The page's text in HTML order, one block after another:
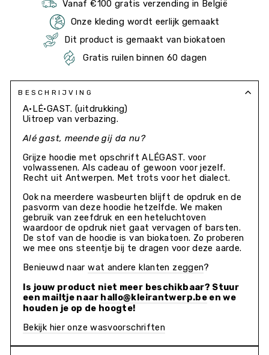
Vanaf €100 gratis verzending in België
Onze kleding wordt eerlijk gemaakt
Dit product is gemaakt van biokatoen
Gratis ruilen binnen 60 dagen
BESCHRIJVING
A•LÉ•GAST.(uitdrukking)
Uitroep van verbazing.
Alé gast, meende gij da nu?
Grijze hoodie met opschrift ALÉGAST. voor
volwassenen. Als cadeau of gewoon voor jezelf.
Recht uit Antwerpen. Met trots voor het dialect.
Ook na meerdere wasbeurten blijft de opdruk en de
pasvorm van dezehoodie hetzelfde. We maken
gebruik van zeefdruk en een heteluchtoven
waardoor de opdruk niet gaat vervagen of barsten.
De stof van de hoodie is van biokatoen. Zo proberen
we mee ons steentje bij te dragen voor deze aarde.
Benieuwd naar wat andere klanten zeggen?
Is jouw product niet meer beschikbaar? Stuur
een mailtje naar hallo@kleirantwerp.be en we
houden je op de hoogte!
Bekijk hier onze wasvoorschriften